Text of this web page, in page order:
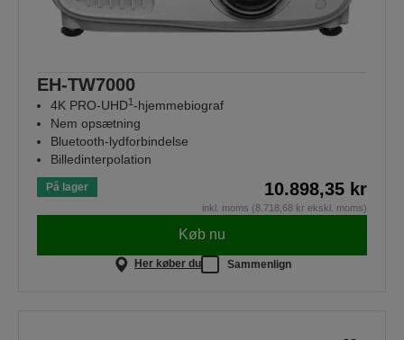
EH-TW7000
4K PRO-UHD1-hjemmebiograf
Nem opsætning
Bluetooth-lydforbindelse
Billedinterpolation
På lager 10.898,35 kr
inkl. moms (8.718,68 kr ekskl. moms)
Køb nu
Her køber du Sammenlign